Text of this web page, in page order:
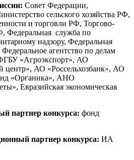
Совет Федерации,
сельского хозяйства РФ,
и торговли РФ, Торгово-
Федеральная служба по
надзору, Федеральная
агентство по делам
«Агроэкспорт», АО
центр», АО «Россельхозбанк», АО
«Органика», АНО
Евразийская экономическая
партнер конкурса: фонд
партнер конкурса: ИА